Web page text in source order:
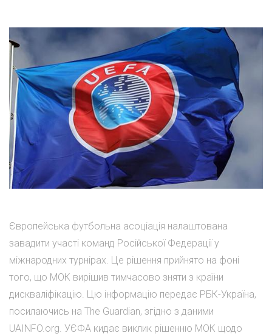
Європейська футбольна асоціація налаштована
завадити участі команд Російської Федерації у
міжнародних турнірах. Це рішення прийнято на фоні
того, що МОК вирішив тимчасово зняти з країни
дискваліфікацію. Цю інформацію передає РБК-Україна,
посилаючись на The Guardian, згідно з даними
UAINFO.org. УЄФА кидає виклик рішенню МОК щодо